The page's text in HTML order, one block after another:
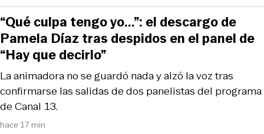
hace 17 min
La animadora no se guardó nada y alzó la voz tras
confirmarse las salidas de dos panelistas del programa
de Canal 13.
“Qué culpa tengo yo...”: el descargo de
Pamela Díaz tras despidos en el panel de
“Hay que decirlo”